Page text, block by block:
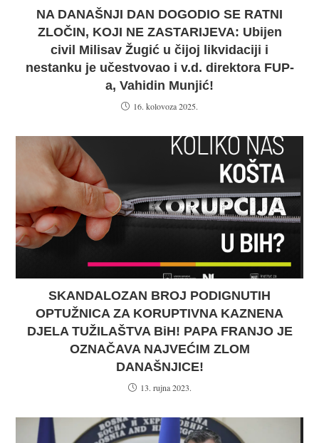
NA DANAŠNJI DAN DOGODIO SE RATNI
ZLOČIN, KOJI NE ZASTARIJEVA: Ubijen
civil Milisav Žugić u čijoj likvidaciji i
nestanku je učestvovao i v.d. direktora FUP-
a, Vahidin Munjić!
16. kolovoza 2025.
SKANDALOZAN BROJ PODIGNUTIH
OPTUŽNICA ZA KORUPTIVNA KAZNENA
DJELA TUŽILAŠTVA BiH! PAPA FRANJO JE
OZNAČAVA NAJVEĆIM ZLOM
DANAŠNJICE!
13. rujna 2023.